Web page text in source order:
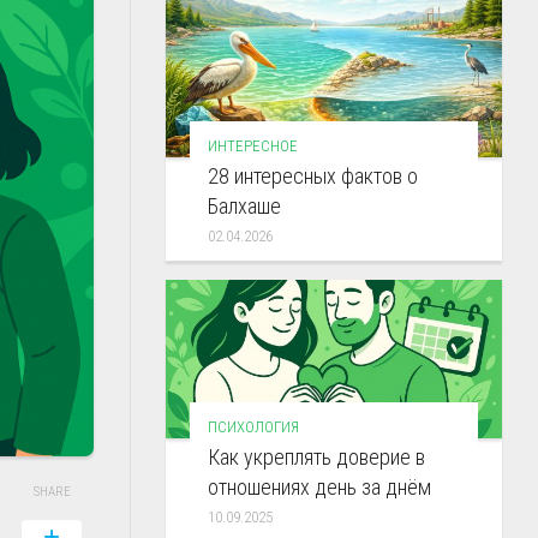
SHARE
ИНТЕРЕСНОЕ
28 интересных фактов о
Балхаше
02.04.2026
ПСИХОЛОГИЯ
Как укреплять доверие в
отношениях день за днём
10.09.2025